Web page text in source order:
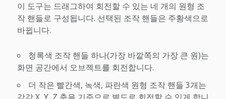
이 도구는 드래그하여 회전할 수 있는 네 개의 원형 조
작 핸들로 구성됩니다. 선택된 조작 핸들은 주황색으로
바뀝니다.
청록색 조작 핸들 하나(가장 바깥쪽의 가장 큰 원)는
화면 공간에서 오브젝트를 회전합니다.
더 작은 빨간색, 녹색, 파란색 원형 조작 핸들 3개는
각각 X, Y, Z 축을 기준으로 별도로 회전할 수 있게 합니